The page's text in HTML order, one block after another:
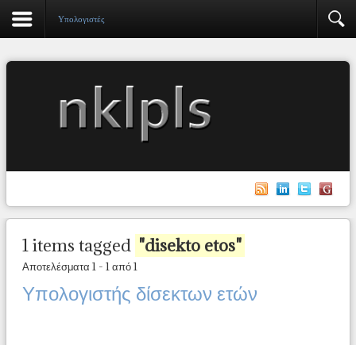
Υπολογιστές
1 items tagged "disekto etos"
Αποτελέσματα 1 - 1 από 1
Υπολογιστής δίσεκτων ετών